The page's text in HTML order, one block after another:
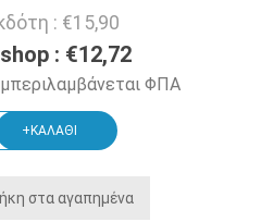
: €15,90
: €12,72
ΦΠΑ